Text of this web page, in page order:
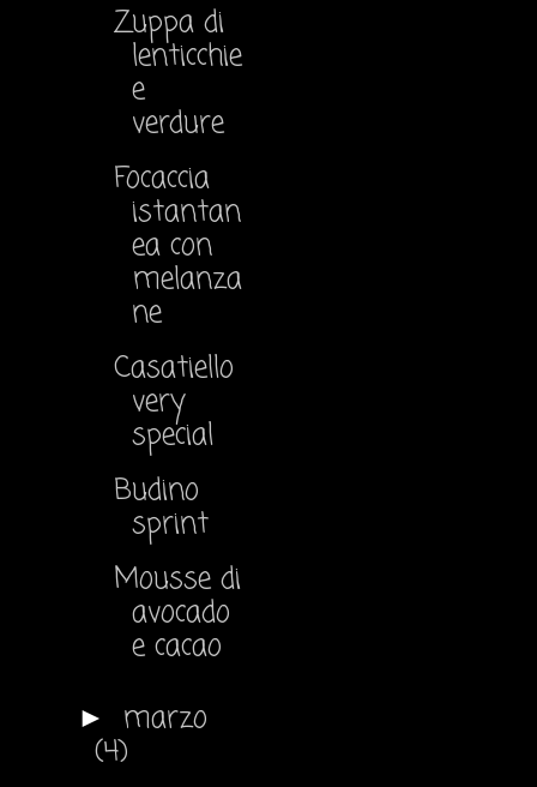
Zuppa di
lenticchie
e
verdure
Focaccia
istantan
ea con
melanza
ne
Casatiello
very
special
Budino
sprint
Mousse di
avocado
e cacao
► marzo
(4)